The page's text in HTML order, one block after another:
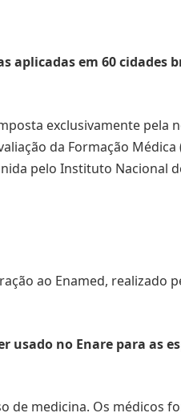
aplicadas em 60 cidades
exclusivamente pela
da Formação Médica
pelo Instituto Nacional
ao Enamed, realizado
usado no Enare para as
de medicina. Os médicos